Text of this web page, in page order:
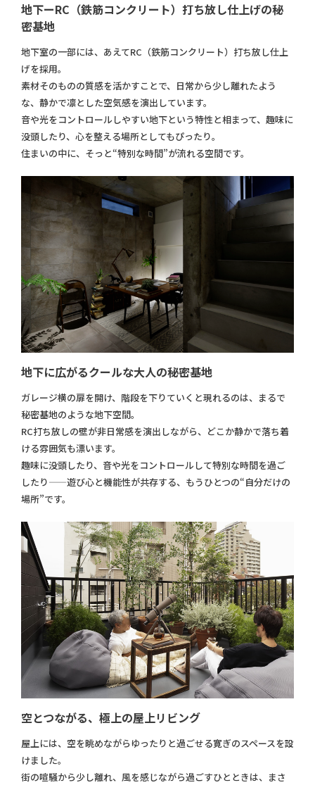
地下ーRC（鉄筋コンクリート）打ち放し仕上げの秘
密基地
地下室の一部には、あえてRC（鉄筋コンクリート）打ち放し仕上
げを採用。
素材そのものの質感を活かすことで、日常から少し離れたよう
な、静かで凛とした空気感を演出しています。
音や光をコントロールしやすい地下という特性と相まって、趣味に
没頭したり、心を整える場所としてもぴったり。
住まいの中に、そっと“特別な時間”が流れる空間です。
地下に広がるクールな大人の秘密基地
ガレージ横の扉を開け、階段を下りていくと現れるのは、まるで
秘密基地のような地下空間。
RC打ち放しの壁が非日常感を演出しながら、どこか静かで落ち着
ける雰囲気も漂います。
趣味に没頭したり、音や光をコントロールして特別な時間を過ご
したり——遊び心と機能性が共存する、もうひとつの“自分だけの
場所”です。
空とつながる、極上の屋上リビング
屋上には、空を眺めながらゆったりと過ごせる寛ぎのスペースを設
けました。
街の喧騒から少し離れ、風を感じながら過ごすひとときは、まさ